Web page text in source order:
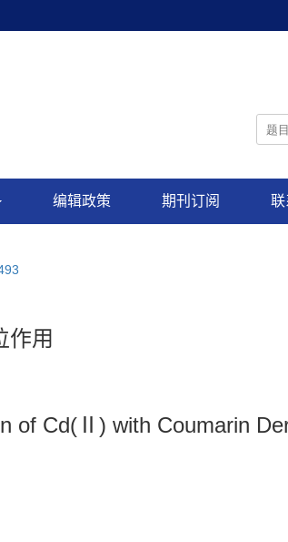
编辑政策 期刊订阅 联
作用
of Cd(Ⅱ) with Coumarin